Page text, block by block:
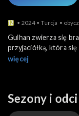
2024 Turcja
Gulhan zwierza się
przyjaciółką, która
się jej nią zajmować i
zaczyna się
podpowiada mu, żeby
więcej
Sezony i